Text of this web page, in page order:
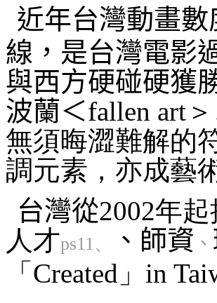
近年台灣動畫
線，是台灣電影
與西方硬碰硬獲
波蘭＜fallen art
無須晦澀難解的
調元素，亦成藝
台灣從2002年
人才ps11、 、師資 、
「Created」in